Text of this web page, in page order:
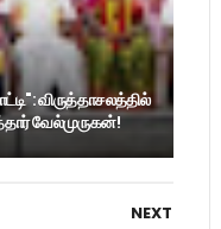
விருத்தாசலத்தில்
வேல்முருகன்!
NEXT